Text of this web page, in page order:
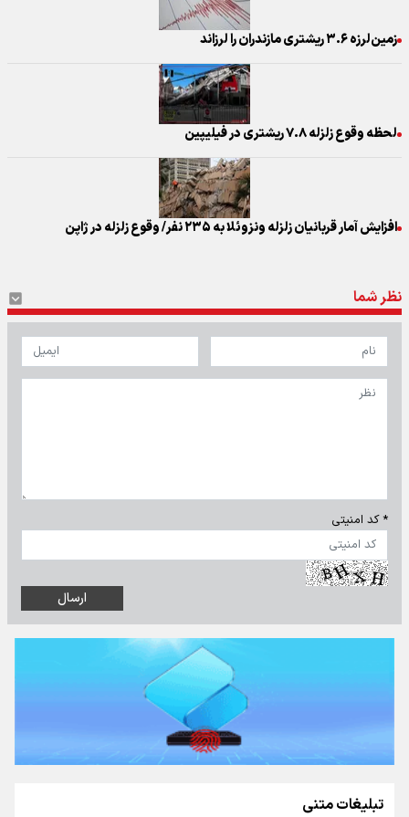
زمین‌لرزه ۳.۶ ریشتری مازندران را لرزاند
لحظه وقوع زلزله ۷.۸ ریشتری در فیلیپین
افزایش آمار قربانیان زلزله ونزوئلا به ۲۳۵ نفر/ وقوع زلزله در ژاپن
نظر شما
* کد امنیتی
تبلیغات متنی